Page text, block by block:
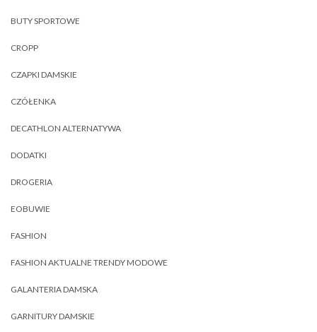
BUTY SPORTOWE
CROPP
CZAPKI DAMSKIE
CZÓŁENKA
DECATHLON ALTERNATYWA
DODATKI
DROGERIA
EOBUWIE
FASHION
FASHION AKTUALNE TRENDY MODOWE
GALANTERIA DAMSKA
GARNITURY DAMSKIE